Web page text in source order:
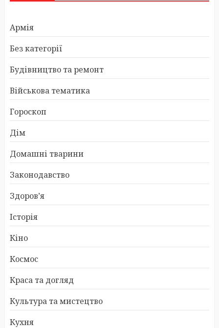
Армія
Без категорії
Будівництво та ремонт
Військова тематика
Гороскоп
Дім
Домашні тварини
Законодавство
Здоров’я
Історія
Кіно
Космос
Краса та догляд
Культура та мистецтво
Кухня